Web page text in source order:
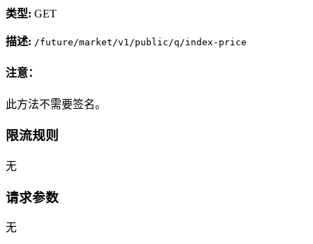
类型: GET
描述: /future/market/v1/public/q/index-price
注意：
此方法不需要签名。
限流规则
无
请求参数
无